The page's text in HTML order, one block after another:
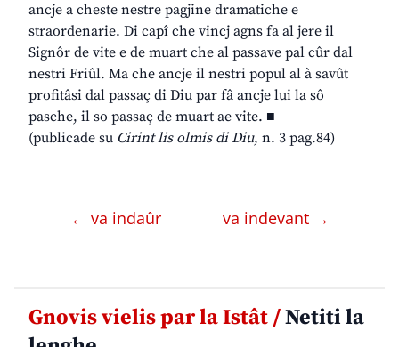
ancje a cheste nestre pagjine dramatiche e
straordenarie. Di capî che vincj agns fa al jere il
Signôr de vite e de muart che al passave pal cûr dal
nestri Friûl. Ma che ancje il nestri popul al à savût
profitâsi dal passaç di Diu par fâ ancje lui la sô
pasche, il so passaç de muart ae vite. ■
(publicade su Cirint lis olmis di Diu, n. 3 pag.84)
← va indaûr va indevant →
Gnovis vielis par la Istât /Netiti la